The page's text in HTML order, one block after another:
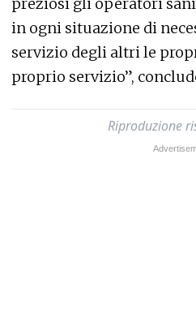
in ogni situazione di
servizio degli altri le
proprio servizio”,
Riproduzione